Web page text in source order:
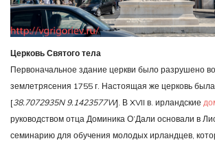
Церковь Святого тела
Первоначальное здание церкви было разрушено
землетрясения 1755 г. Настоящая же церковь была
[38.7072935N 9.1423577W]. В XVII в. ирландские
руководством отца Доминика О’Дали основали в
семинарию для обучения молодых ирландцев,